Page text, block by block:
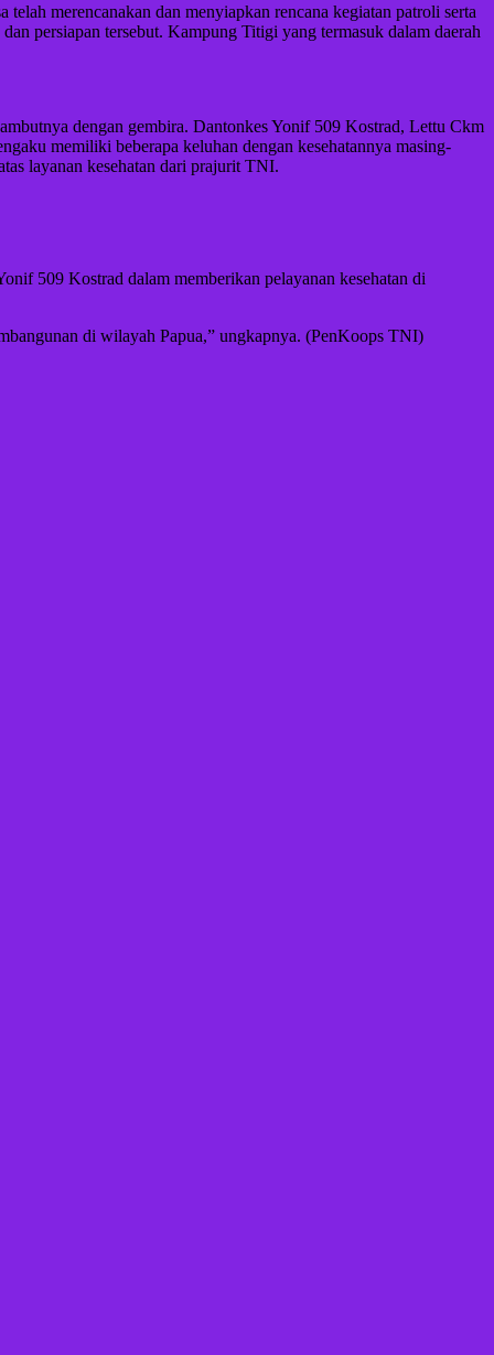
merencanakan dan menyiapkan rencana kegiatan patroli serta
persiapan tersebut. Kampung Titigi yang termasuk dalam daerah
dengan gembira. Dantonkes Yonif 509 Kostrad, Lettu Ckm
memiliki beberapa keluhan dengan kesehatannya masing-
layanan kesehatan dari prajurit TNI.
509 Kostrad dalam memberikan pelayanan kesehatan di
di wilayah Papua,” ungkapnya. (PenKoops TNI)